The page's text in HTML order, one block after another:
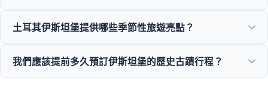
人遊艇租賃、企業活動以及私人的博斯普魯斯海峽晚餐巡遊。
土耳其伊斯坦堡提供哪些季節性旅遊亮點？
以及豐富的美食之旅，伊斯坦堡一年十二個月都提供絕佳的旅
遊景點。
我們應該提前多久預訂伊斯坦堡的歷史古蹟行程？